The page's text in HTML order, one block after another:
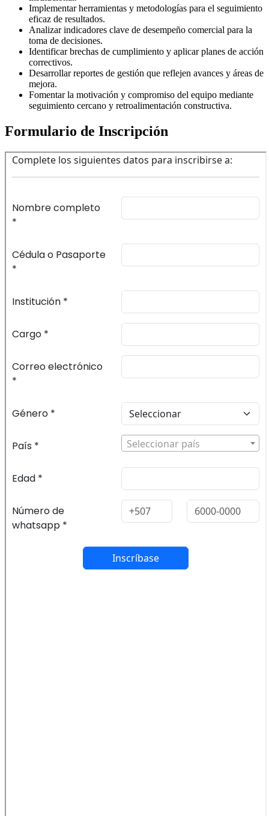
Implementar herramientas y metodologías para el seguimiento
eficaz de resultados.
Analizar indicadores clave de desempeño comercial para la
toma de decisiones.
Identificar brechas de cumplimiento y aplicar planes de acción
correctivos.
Desarrollar reportes de gestión que reflejen avances y áreas de
mejora.
Fomentar la motivación y compromiso del equipo mediante
seguimiento cercano y retroalimentación constructiva.
Formulario de Inscripción